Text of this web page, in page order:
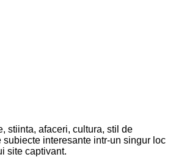
stiinta, afaceri, cultura, stil de
interesante intr-un singur loc
site captivant.